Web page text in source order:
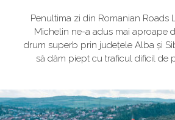
Penultima zi din Romanian Roads
Michelin ne-a adus mai aproape
drum superb prin județele Alba și
să dăm piept cu traficul dificil de